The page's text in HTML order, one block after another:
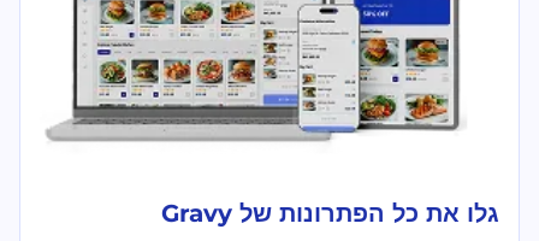
גלו את כל הפתרונות של Gravy